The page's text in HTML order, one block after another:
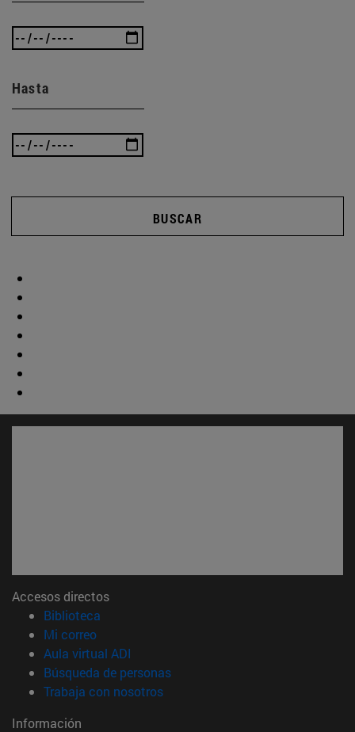
Hasta
BUSCAR
Accesos directos
Biblioteca
Mi correo(abre en nueva ventana)
Aula virtual ADI
Búsqueda de personas(abre en nueva ventana)
Trabaja con nosotros(abre en nueva ventana)
Información